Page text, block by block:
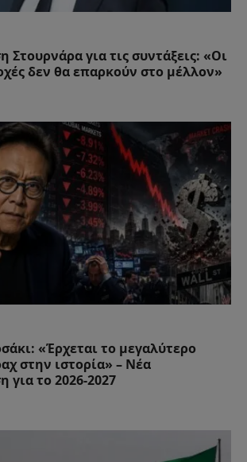
Στουρνάρα για τις συντάξεις: «Οι
δεν θα επαρκούν στο μέλλον»
«Έρχεται το μεγαλύτερο
στην ιστορία» – Νέα
για το 2026-2027